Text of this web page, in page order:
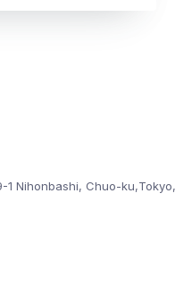
1 Nihonbashi, Chuo-ku,Tokyo,